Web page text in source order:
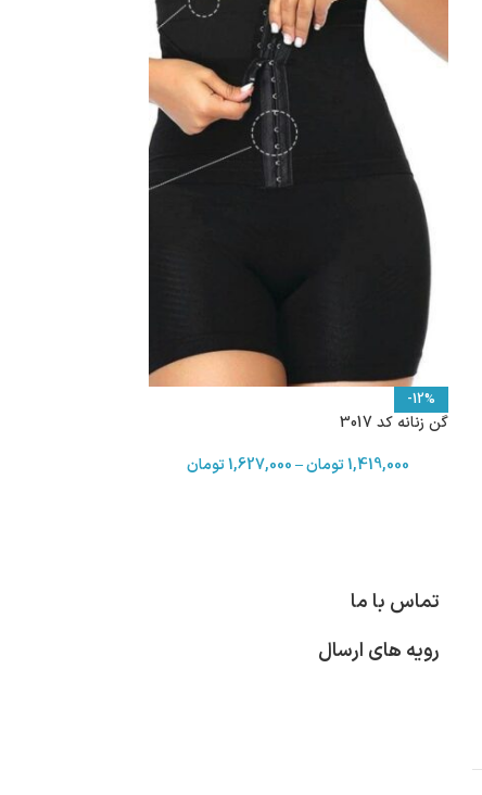
-12%
گن زنانه کد 3017
1,419,000تومان–
1,627,000تومان
تماس با ما
رویه های ارسال